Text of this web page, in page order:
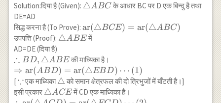
Solution:दिया है (Given): \triangle
△ABC के आधार BC पर D एक बिन्दु है तथा
DE=AD
सिद्ध करना है (To Prove): \operatorname{ar}
(\triangle
(\triangle ABC)
ar(△BCE) = ar(△ABC)
उपपत्ति (Proof): \triangle
△ABEमें
AD=DE (दिया है)
\therefore
BD,
\triangle
ABE
∴ BD, △ABE की माध्यिका है।
\Rightarrow
\operatorname{ar}
(ABD)=\operatorname{ar}
⇒ ar(ABD) = ar(△EBD) ⋯ (1)
[\because
∵एक माध्यिका\triangle
△ को समान क्षेत्रफल की दो त्रिभुजों में बाँटती है।]
इसी प्रकार \triangle
△ACEमें CD एक माध्यिका है।